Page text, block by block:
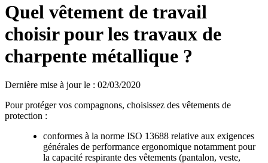
Quel vêtement de travail
choisir pour les travaux de
charpente métallique ?
Dernière mise à jour le : 02/03/2020
Pour protéger vos compagnons, choisissez des vêtements de
protection :
conformes à la norme ISO 13688 relative aux exigences
générales de performance ergonomique notamment pour
la capacité respirante des vêtements (pantalon, veste,